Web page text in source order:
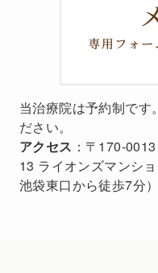
当治療院は予約制です
ださい。
アクセス ：〒170-
13 ライオンズマンシ
池袋東口から徒歩7分）